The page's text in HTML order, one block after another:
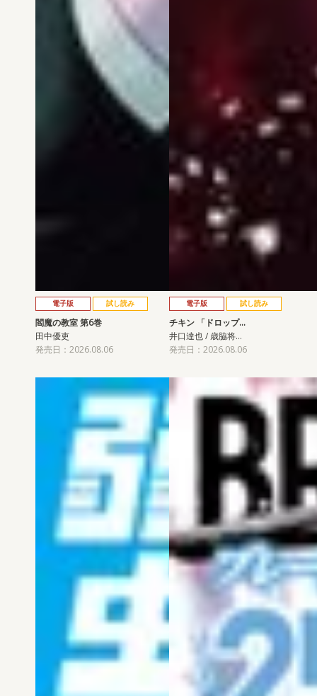
電子版 試し読み
閻魔の教室 第6巻
田中優吏
発売日：2026.08.06
電子版 試し読み
チキン 「ドロップ…
井口達也 / 歳脇将…
発売日：2026.08.06